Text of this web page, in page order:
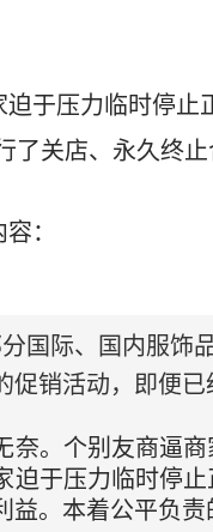
迫于压力临时停止
了关店、永久终
：
国际、国内服饰
促销活动，即便已
奈。个别友商逼
迫于压力临时停
益。本着公平负责